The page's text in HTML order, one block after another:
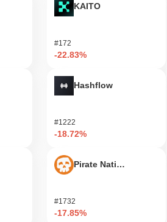
KAITO
#172
-22.83%
Hashflow
#1222
-18.72%
Pirate Nation Token
#1732
-17.85%